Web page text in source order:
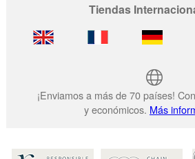
Tiendas
¡Enviamos a más de 70 países!
y económicos. Más